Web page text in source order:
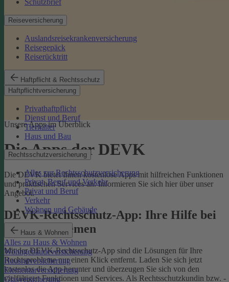
Schutzbrief
Reiseversicherung
Auslandsreisekrankenversicherung
Reisegepäck
Reiserücktritt
Haftpflicht & Rechtsschutz
Haftpflichtversicherung
Privathaftpflicht
Dienst und Beruf
Tierhalter
Haus und Bau
Rechtsschutzversicherung
Alles zur Rechtsschutzversicherung
Privat, Beruf und Verkehr
Privat und Beruf
Verkehr
Wohnen und Gebäude
Haus & Wohnen
Alles zu Haus & Wohnen
Wohngebäudeversicherung
Hausratversicherung
Elementarversicherung
Glasversicherung
Unsere Apps im Überblick
Die Apps der DEVK
Die DEVK bietet Ihnen kostenlose Apps mit hilfreichen Funktionen
und praktischen Services an. Informieren Sie sich hier über unser
Angebot.
DEVK-Rechtsschutz-App: Ihre Hilfe bei
Rechtsproblemen
Mit der DEVK-Rechtsschutz-App sind die Lösungen für Ihre
Rechtsprobleme nur einen Klick entfernt. Laden Sie sich jetzt
kostenlos die App herunter und überzeugen Sie sich von den
vielfältigen Funktionen und Services. Als Rechtsschutzkundin bzw. -